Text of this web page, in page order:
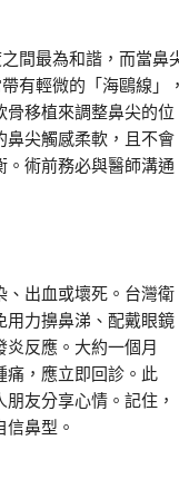
間最為和諧，而當鼻
有輕微的「海鷗線」
移植來調整鼻尖的位
鼻尖觸感柔軟，且不會
術前務必與醫師溝通
、出血或壞死。台灣衛
用力擤鼻涕、配戴眼鏡
反應。大約一個月
痛，應立即回診。此
友分享心情。記住，
鼻型。